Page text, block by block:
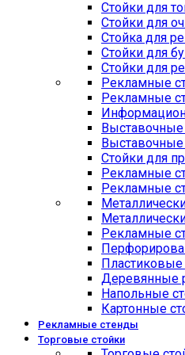
Стойки для
Стойки для
Стойка для
Стойки для
Стойки для
Рекламные
Рекламные
Выставочные
Выставочные
Стойки для
Рекламные
Рекламные
Рекламные
Деревянные
Напольные
Картонные
Рекламные стенды
Торговые стойки